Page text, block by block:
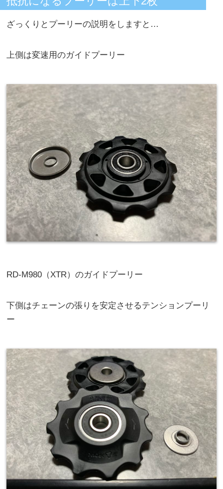
ざっくりとプーリーの説明をしますと…
上側は変速用のガイドプーリー
RD-M980（XTR）のガイドプーリー
下側はチェーンの張りを安定させるテンションプーリ
ー